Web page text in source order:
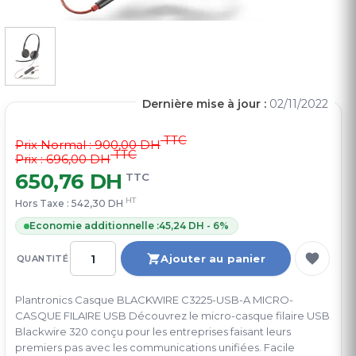
QUANTITÉ Ajouter au panier
Prix Normal :900,00 DHTTC
Prix : 696,00 DHTTC
650,76 DH TTC
Hors Taxe : 542,30 DH HT
Economie additionnelle :45,24 DH - 6%
Plantronics Casque BLACKWIRE C3225-USB-A MICRO-
CASQUE FILAIRE USB Découvrez le micro-casque filaire USB
Blackwire 320 conçu pour les entreprises faisant leurs
premiers pas avec les communications unifiées. Facile
Dernière mise à jour : 02/11/2022